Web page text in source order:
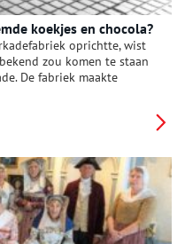
koekjes en chocola?
oprichtte, wist
zou komen te staan
De fabriek maakte
we een bezoekje aan
Museum.